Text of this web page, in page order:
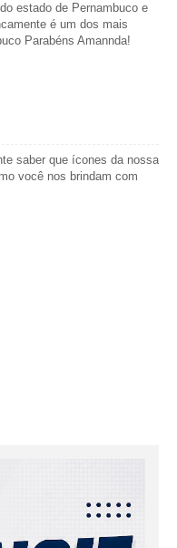
estado de Pernambuco e
é um dos mais
Parabéns Amannda!
saber que ícones da nossa
você nos brindam com